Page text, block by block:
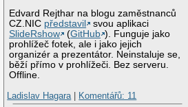
Edvard Rejthar na blogu zaměstnanců
CZ.NIC představil
svou aplikaci
SlideRshow
(GitHub ). Funguje jako
prohlížeč fotek, ale i jako jejich
organizér a prezentátor. Neinstaluje se,
běží přímo v prohlížeči. Bez serveru.
Offline.
Ladislav Hagara | Komentářů: 11